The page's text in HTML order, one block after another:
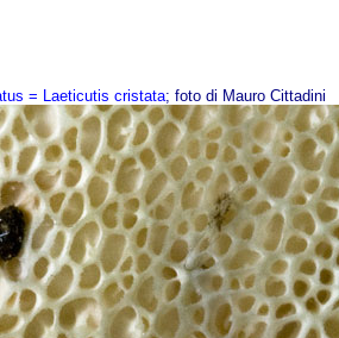
= Laeticutis cristata; foto di Mauro Cittadini